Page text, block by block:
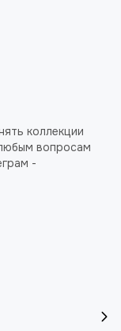
коллекции
вопросам
-